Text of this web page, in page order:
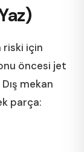
riski için
öncesi jet
mekan
parça: